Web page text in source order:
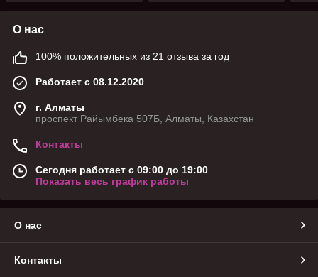
О нас
100% положительных из 21 отзыва за год
Работает с 08.12.2020
г. Алматы
проспект Райымбека 507Б, Алматы, Казахстан
Контакты
Сегодня работает с 09:00 до 19:00
Показать весь график работы
О нас
Контакты